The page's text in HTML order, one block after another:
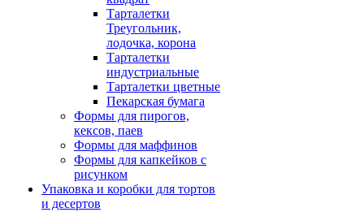
Тарталетки
Треугольник,
лодочка, корона
Тарталетки
индустриальные
Тарталетки цветные
Пекарская бумага
Формы для пирогов,
кексов, паев
Формы для маффинов
Формы для капкейков с
рисунком
Упаковка и коробки для тортов
и десертов